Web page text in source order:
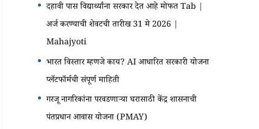
दहावी पास विद्यार्थ्यांना सरकार देत आहे मोफत Tab |
अर्ज करण्याची शेवटची तारीख 31 मे 2026 |
Mahajyoti
भारत विस्तार म्हणजे काय? AI आधारित सरकारी योजना
प्लॅटफॉर्मची संपूर्ण माहिती
गरजू नागरिकांना परवडणाऱ्या घरासाठी केंद्र शासनाची
पंतप्रधान आवास योजना (PMAY)